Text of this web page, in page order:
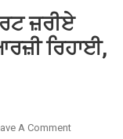
ਜ਼ਰੀਏ
ਰਿਹਾਈ,
A CommentOn